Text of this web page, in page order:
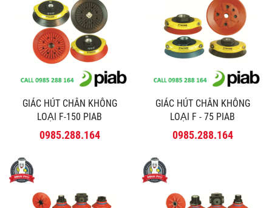
GIÁC HÚT CHÂN KHÔNG
LOẠI F-150 PIAB
0985.288.164
GIÁC HÚT CHÂN KHÔNG
LOẠI F - 75 PIAB
0985.288.164